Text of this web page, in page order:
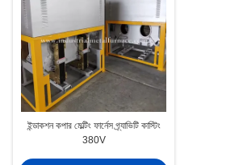
ইন্ডাকশন কপার মেল্টিং ফার্নেস গ্র্যাভিটি কাস্টিং
380V